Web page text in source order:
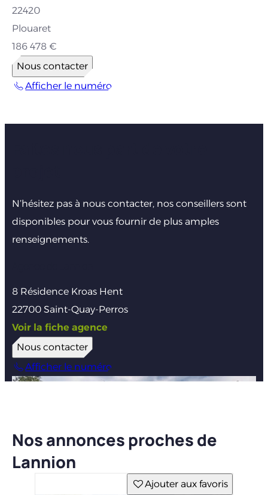
22420
Plouaret
186 478 €
Nous contacter
Afficher le numéro
N’hésitez pas à nous contacter, nos conseillers sont
disponibles pour vous fournir de plus amples
renseignements.
8 Résidence Kroas Hent
22700 Saint-Quay-Perros
Voir la fiche agence
Nous contacter
Afficher le numéro
Nos annonces proches de
Lannion
Ajouter aux favoris